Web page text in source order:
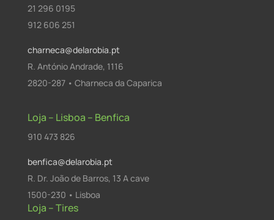
21 296 0195
912 606 251
charneca@delarobia.pt
R. António Andrade, 1116
2820-287 • Charneca da Caparica
Loja – Lisboa – Benfica
910 473 826
benfica@delarobia.pt
R. Dr. João de Barros, 13 A cave
1500-230 • Lisboa
Loja – Tires